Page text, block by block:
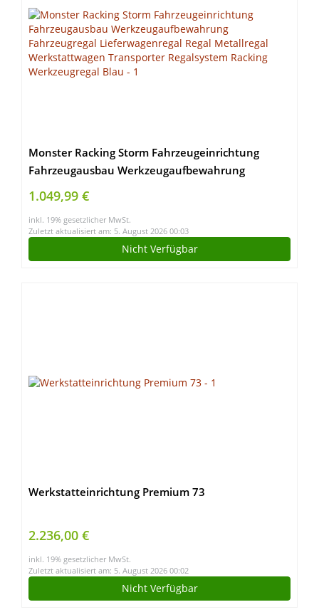
Monster Racking Storm Fahrzeugeinrichtung
Fahrzeugausbau Werkzeugaufbewahrung
Fahrzeugregal Lieferwagenregal Regal Metallregal
Werkstattwagen Transporter Regalsystem Racking
Werkzeugregal Blau
1.049,99 €
inkl. 19% gesetzlicher MwSt.
Zuletzt aktualisiert am: 5. August 2026 00:03
Nicht Verfügbar
Werkstatteinrichtung Premium 73
2.236,00 €
inkl. 19% gesetzlicher MwSt.
Zuletzt aktualisiert am: 5. August 2026 00:02
Nicht Verfügbar